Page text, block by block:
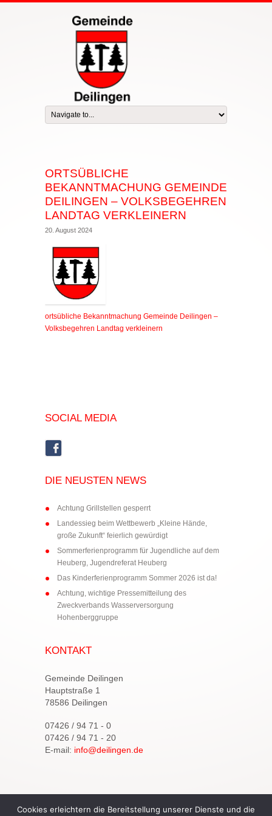
ORTSÜBLICHE
BEKANNTMACHUNG GEMEINDE
DEILINGEN – VOLKSBEGEHREN
LANDTAG VERKLEINERN
20. August 2024
ortsübliche Bekanntmachung Gemeinde Deilingen –
Volksbegehren Landtag verkleinern
SOCIAL MEDIA
DIE NEUSTEN NEWS
Achtung Grillstellen gesperrt
Landessieg beim Wettbewerb „Kleine Hände,
große Zukunft“ feierlich gewürdigt
Sommerferienprogramm für Jugendliche auf dem
Heuberg, Jugendreferat Heuberg
Das Kinderferienprogramm Sommer 2026 ist da!
Achtung, wichtige Pressemitteilung des
Zweckverbands Wasserversorgung
Hohenberggruppe
KONTAKT
Gemeinde Deilingen
Hauptstraße 1
78586 Deilingen
07426 / 94 71 - 0
07426 / 94 71 - 20
E-mail: info@deilingen.de
Cookies erleichtern die Bereitstellung unserer Dienste und die